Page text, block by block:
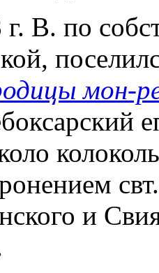
г. В. по
мон-
и